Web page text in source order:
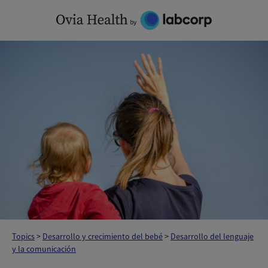
content
Topics> Desarrollo y crecimiento del bebé> Desarrollo del lenguaje
y la comunicación